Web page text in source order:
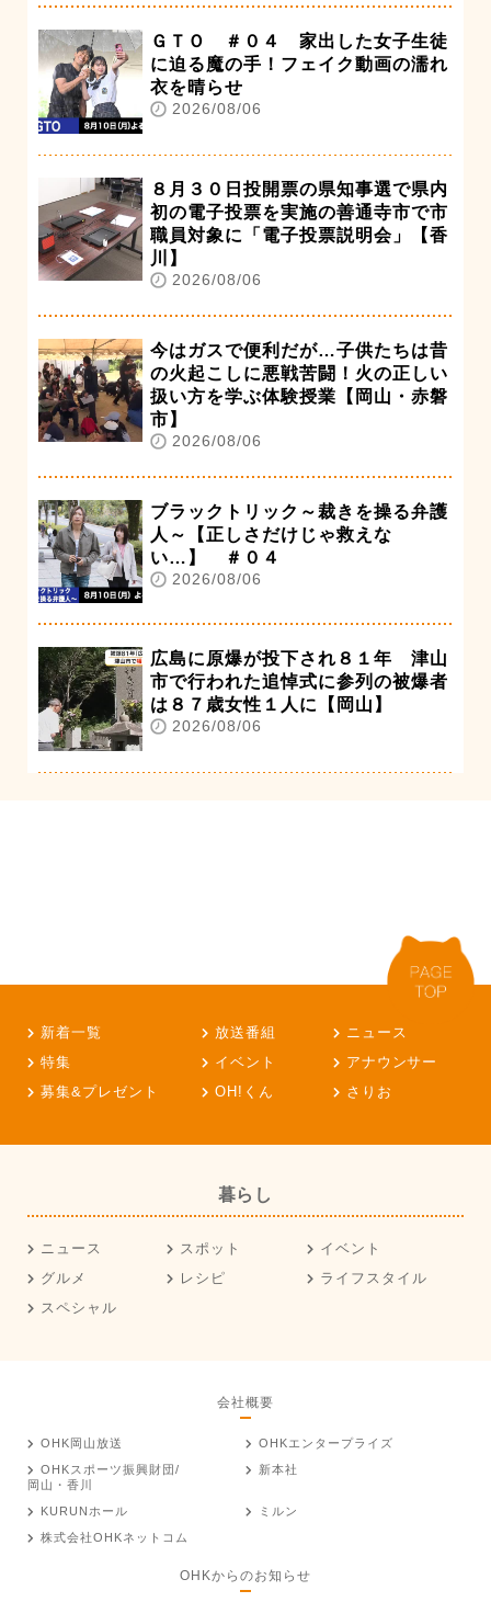
ＧＴＯ ＃０４ 家出した女子生徒
に迫る魔の手！フェイク動画の濡れ
衣を晴らせ
2026/08/06
８月３０日投開票の県知事選で県内
初の電子投票を実施の善通寺市で市
職員対象に「電子投票説明会」【香
川】
2026/08/06
今はガスで便利だが…子供たちは昔
の火起こしに悪戦苦闘！火の正しい
扱い方を学ぶ体験授業【岡山・赤磐
市】
2026/08/06
ブラックトリック～裁きを操る弁護
人～【正しさだけじゃ救えな
い…】 ＃０４
2026/08/06
広島に原爆が投下され８１年 津山
市で行われた追悼式に参列の被爆者
は８７歳女性１人に【岡山】
2026/08/06
新着一覧 放送番組
ニュース
特集
イベント
アナウンサー
募集&プレゼント
OH!くん さりお
暮らし
ニュース スポット
イベント
グルメ
レシピ
ライフスタイル
スペシャル
会社概要
OHK岡山放送
OHKエンタープライズ
OHKスポーツ振興財団/
岡山・香川
新本社
KURUNホール
ミルン
株式会社OHKネットコム
OHKからのお知らせ